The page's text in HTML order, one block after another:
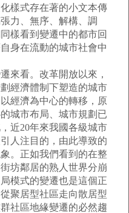
樣式存在著的小文本傳
力、無序、解構、調
樣看到變遷中的都市回
身在流動的城市社會中
來看。改革開放以來，
經濟體制下塑造的城市
經濟為中心的轉移，原
城市布局、城市規劃已
近20年來我國各級城市
人注目的，由此導致的
。正如我們看到的在整
坊鄰居的熟人世界分崩
模式的變遷也是這個正
聚居型社區走向散居型
社區地緣變遷的必然趨